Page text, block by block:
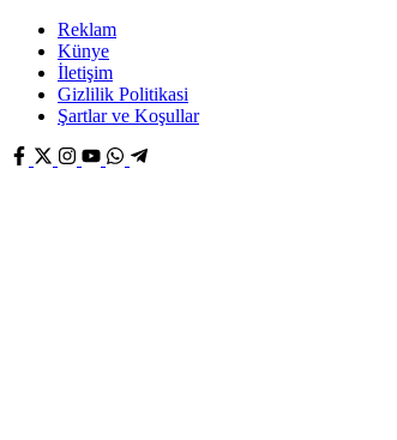
Reklam
Künye
İletişim
Gizlilik Politikasi
Şartlar ve Koşullar